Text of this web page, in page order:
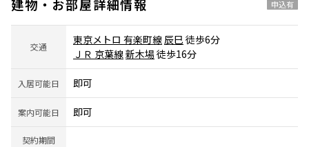
建物・お部屋詳細情報 申込有
交通
東京メトロ 有楽町線辰巳 徒歩6分
ＪＲ 京葉線新木場 徒歩16分
入居可能日 即可
案内可能日 即可
契約期間